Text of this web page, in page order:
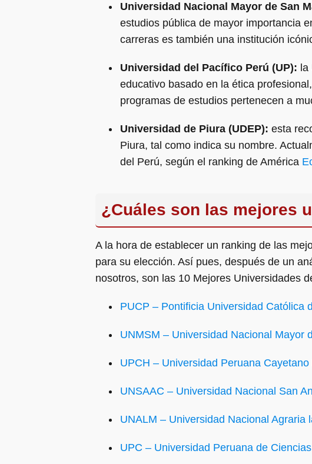
Universidad Nacional Mayor de San
estudios pública de mayor importancia
carreras es también una institución
Universidad del Pacífico Perú (UP):
educativo basado en la ética
programas de estudios pertenecen a
Universidad de Piura (UDEP): esta
Piura, tal como indica su nombre.
del Perú, según el ranking de América
¿Cuáles son las mejores
A la hora de establecer un ranking de las
para su elección. Así pues, después de un
nosotros, son las 10 Mejores Universidades
PUCP – Pontificia Universidad Católica
UNMSM – Universidad Nacional Mayor
UPCH – Universidad Peruana Cayetano
UNSAAC – Universidad Nacional San
UNALM – Universidad Nacional Agraria
UPC – Universidad Peruana de